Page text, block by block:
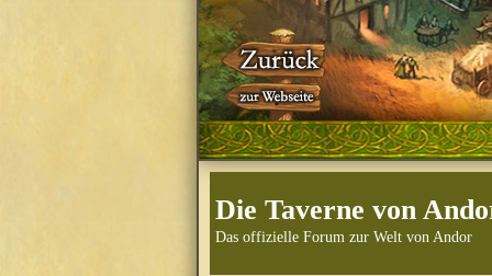
Die Taverne von
Das offizielle Forum zur Welt von Andor